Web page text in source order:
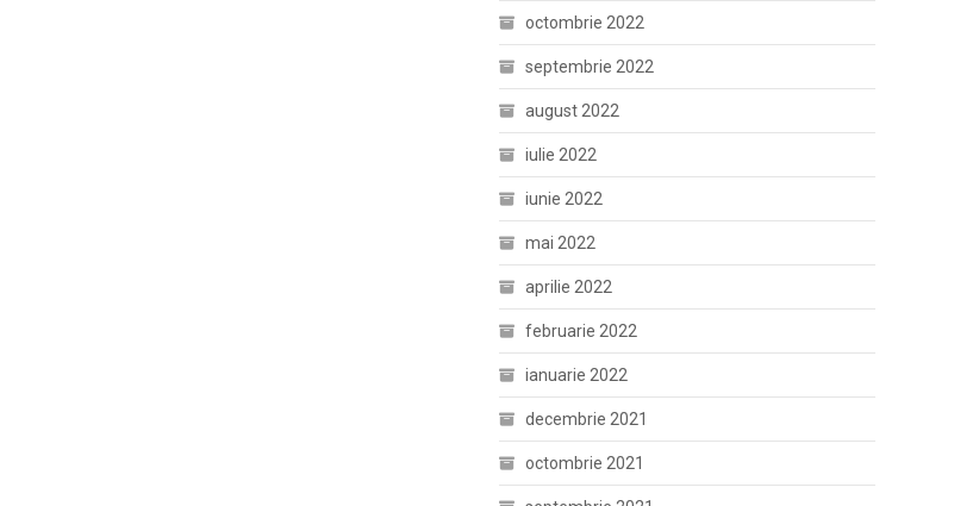
octombrie 2022
septembrie 2022
august 2022
iulie 2022
iunie 2022
mai 2022
aprilie 2022
februarie 2022
ianuarie 2022
decembrie 2021
octombrie 2021